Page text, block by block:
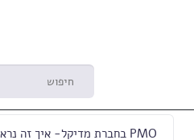
PMO בחברת מדיקל- איך זה נראה?